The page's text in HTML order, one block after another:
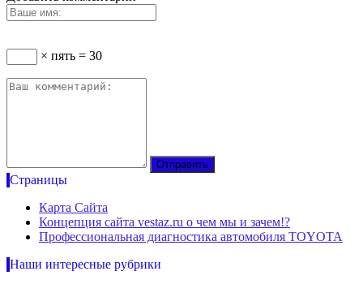
× пять = 30
Страницы
Карта Сайта
Концепция сайта vestaz.ru о чем мы и зачем!?
Профессиональная диагностика автомобиля TOYOTA
Наши интересные рубрики